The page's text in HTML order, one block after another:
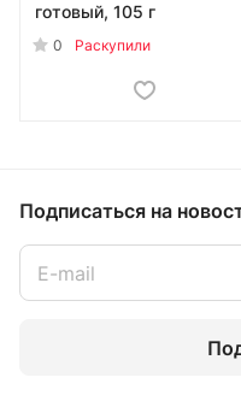
готовый, 105 г
0 Раскупили
Подписаться на